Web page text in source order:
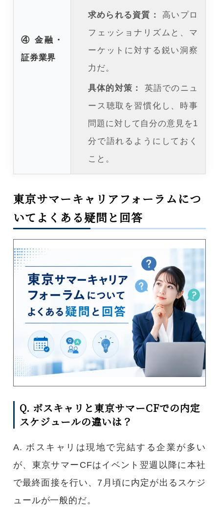
④ 金融・
証券業界
求められる資質：
高いプロ
フェッショナリズムと、マ
ーケットに対する鋭い洞察
力だ。
具体的対策：
英語でのニュ
ース聴取を習慣化し、時事
問題に対して自分の意見を1
分で語れるようにしておく
こと。
東京サマーキャリアフォーラムにつ
いてよくある疑問と回答
Q. ボスキャリと東京サマーCFでの内定
スケジュールの違いは？
A. ボスキャリは現地で完結する企業が多い
が、東京サマーCFはイベント翌週以降に本社
で最終面接を行い、7月頃に内定が出るスケジ
ュールが一般的だ。